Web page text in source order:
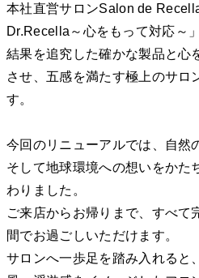
本社直営サロンSalon de
Dr.Recella～心をもって対応～
結果を追究した確かな製品と心
させ、五感を満たす極上のサロ
す。
今回のリニューアルでは、自然
そして地球環境への想いをかた
わりました。
ご来店からお帰りまで、すべて
間でお過ごしいただけます。
サロンへ一歩足を踏み入れると